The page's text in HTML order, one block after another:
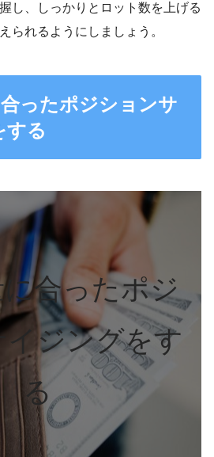
し、しっかりとロット数を上げる
られるようにしましょう。
ったポジションサ
する
合ったポジ
イジングをす
る